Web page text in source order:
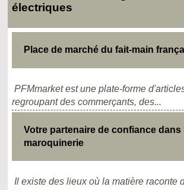
électriques
Place de marché du fait-main
PFMmarket est une plate-forme
regroupant des commerçants, des...
Votre partenaire de confiance dans
maroquinerie
Il existe des lieux où la matière raconte